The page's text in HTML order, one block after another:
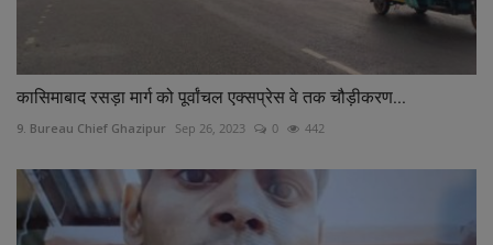
कासिमाबाद रसड़ा मार्ग को पूर्वांचल एक्सप्रेस वे तक चौड़ीकरण...
9. Bureau Chief Ghazipur Sep 26, 2023 0 442